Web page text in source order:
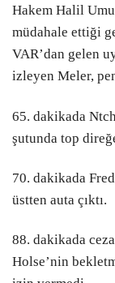
Hakem Halil
müdahale ettiği
VAR’dan gelen
izleyen Meler,
65. dakikada
şutunda top
70. dakikada
üstten auta çıktı.
88. dakikada ceza
Holse’nin